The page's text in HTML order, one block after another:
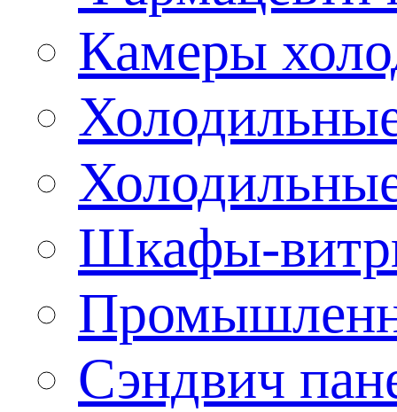
Камеры
Шкафы-
Сэндвич